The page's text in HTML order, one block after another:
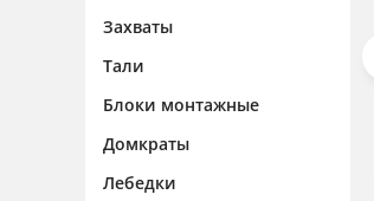
Захваты
Тали
Блоки монтажные
Домкраты
Лебедки